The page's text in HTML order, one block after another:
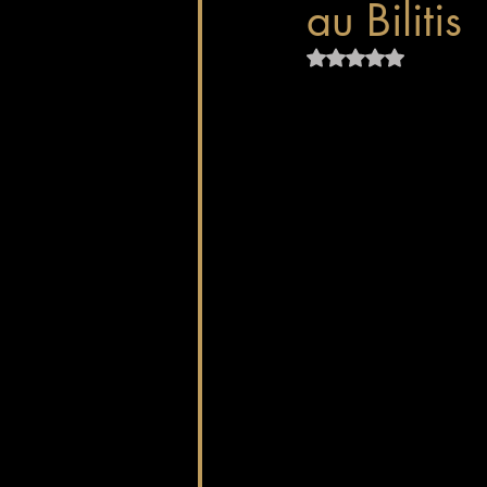
au Bilitis
Noté NaN étoiles